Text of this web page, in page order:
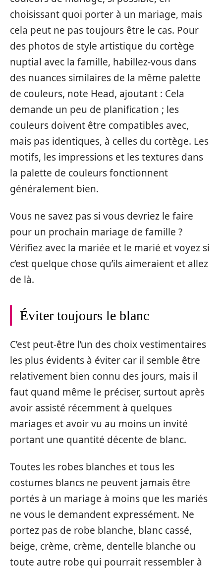
choisissant quoi porter à un mariage, mais
cela peut ne pas toujours être le cas. Pour
des photos de style artistique du cortège
nuptial avec la famille, habillez-vous dans
des nuances similaires de la même palette
de couleurs, note Head, ajoutant : Cela
demande un peu de planification ; les
couleurs doivent être compatibles avec,
mais pas identiques, à celles du cortège. Les
motifs, les impressions et les textures dans
la palette de couleurs fonctionnent
généralement bien.
Vous ne savez pas si vous devriez le faire
pour un prochain mariage de famille ?
Vérifiez avec la mariée et le marié et voyez si
c’est quelque chose qu’ils aimeraient et allez
de là.
Éviter toujours le blanc
C’est peut-être l’un des choix vestimentaires
les plus évidents à éviter car il semble être
relativement bien connu des jours, mais il
faut quand même le préciser, surtout après
avoir assisté récemment à quelques
mariages et avoir vu au moins un invité
portant une quantité décente de blanc.
Toutes les robes blanches et tous les
costumes blancs ne peuvent jamais être
portés à un mariage à moins que les mariés
ne vous le demandent expressément. Ne
portez pas de robe blanche, blanc cassé,
beige, crème, crème, dentelle blanche ou
toute autre robe qui pourrait ressembler à